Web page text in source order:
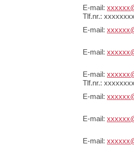
E-mail:
Tlf.nr.: xxxxxxxx
E-mail:
E-mail:
E-mail:
Tlf.nr.: xxxxxxxx
E-mail:
E-mail:
E-mail: